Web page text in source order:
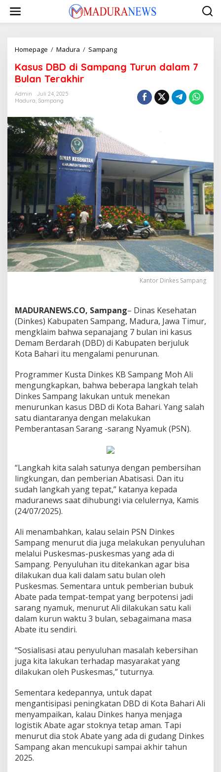
konten
Homepage / Madura / SampangKasus
di
Sampang
Kasus DBD di Sampang Turun dalam 7
Bulan Terakhir
Admin
Juli 24, 2025
Madura, Sampang
Kantor Dinkes Sampang
MADURANEWS.CO, Sampang– Dinas Kesehatan
(Dinkes) Kabupaten Sampang, Madura, Jawa Timur,
mengklaim bahwa sepanajang 7 bulan ini kasus
Demam Berdarah (DBD) di Kabupaten berjuluk
Kota Bahari itu mengalami penurunan.
Programmer Kusta Dinkes KB Sampang Moh Ali
mengungkapkan, bahwa beberapa langkah telah
Dinkes Sampang lakukan untuk menekan
menurunkan kasus DBD di Kota Bahari. Yang salah
satu diantaranya dengan melakukan
Pemberantasan Sarang -sarang Nyamuk (PSN).
“Langkah kita salah satunya dengan pembersihan
lingkungan, dan pemberian Abatisasi. Dan itu
sudah langkah yang tepat,” katanya kepada
maduranews saat dihubungi via celulernya, Kamis
(24/07/2025).
Ali menambahkan, kalau selain PSN Dinkes
Sampang menurut dia juga melakukan penyuluhan
melalui Puskesmas-puskesmas yang ada di
Sampang. Penyuluhan itu ditekankan agar bisa
dilakukan dua kali dalam satu bulan oleh
Puskesmas. Sementara untuk pemberian bubuk
Abate pada tempat-tempat yang berpotensi jadi
sarang nyamuk, menurut Ali dilakukan satu kali
dalam kurun waktu 3 bulan, sebagaimana masa
Abate itu sendiri.
“Sosialisasi atau penyuluhan masalah kebersihan
juga kita lakukan terhadap masyarakat yang
dilakukan oleh Puskesmas,” tuturnya.
Sementara kedepannya, untuk dapat
mengantisipasi peningkatan DBD di Kota Bahari Ali
menyampaikan, kalau Dinkes hanya menjaga
logistik Abate agar stoknya tetap aman. Tapi
menurut dia stok Abate yang ada di gudang Dinkes
Sampang akan mencukupi sampai akhir tahun
2025.